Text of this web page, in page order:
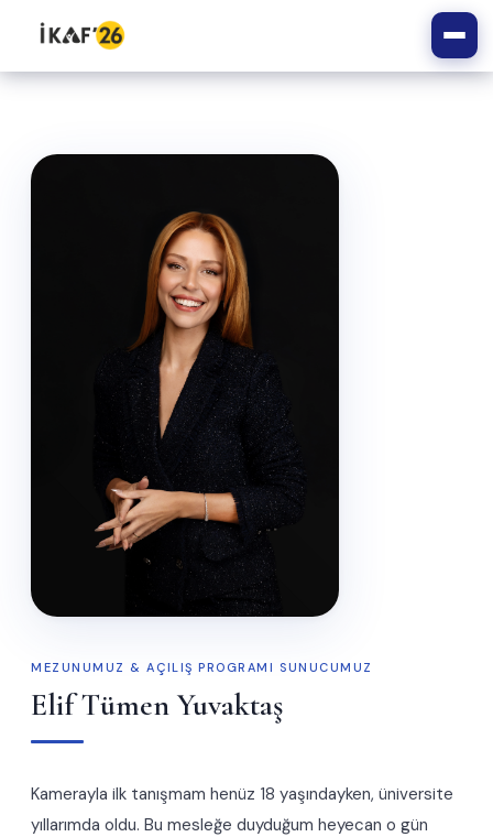
MEZUNUMUZ & AÇILIŞ PROGRAMI SUNUCUMUZ
Elif Tümen Yuvaktaş
Kamerayla ilk tanışmam henüz 18 yaşındayken, üniversite
yıllarımda oldu. Bu mesleğe duyduğum heyecan o gün